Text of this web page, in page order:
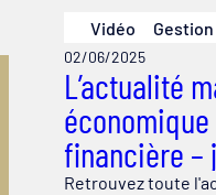
Vidéo
02/06/2025
L’actualité
financière –
Retrouvez toute